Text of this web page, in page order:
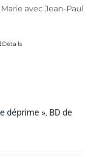
avec Jean-Paul
Détails
déprime », BD de